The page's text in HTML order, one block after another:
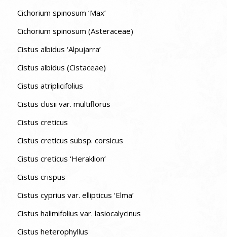
Cichorium spinosum ‘Max’
Cichorium spinosum (Asteraceae)
Cistus albidus ‘Alpujarra’
Cistus albidus (Cistaceae)
Cistus atriplicifolius
Cistus clusii var. multiflorus
Cistus creticus
Cistus creticus subsp. corsicus
Cistus creticus ‘Heraklion’
Cistus crispus
Cistus cyprius var. ellipticus ‘Elma’
Cistus halimifolius var. lasiocalycinus
Cistus heterophyllus